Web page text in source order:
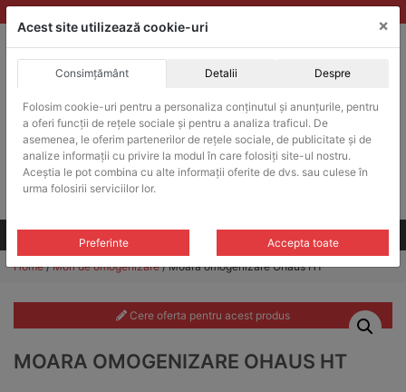
Skip
to
ACHIZITII PUBLICE
Produsele pot fi achizitionate si in sistemul SEAP / SICAP
Products
search
CAUTARE
Toate produsele
Home/Mori de omogenizare/ Moara omogenizare Ohaus HT
Cere oferta pentru acest produs
MOARA OMOGENIZARE OHAUS HT
Acest site utilizează cookie-uri ×
Consimțământ Detalii Despre
Folosim cookie-uri pentru a personaliza conținutul și anunțurile, pentru
a oferi funcții de rețele sociale și pentru a analiza traficul. De
asemenea, le oferim partenerilor de rețele sociale, de publicitate și de
analize informații cu privire la modul în care folosiți site-ul nostru.
Aceștia le pot combina cu alte informații oferite de dvs. sau culese în
urma folosirii serviciilor lor.
Preferinte Accepta toate